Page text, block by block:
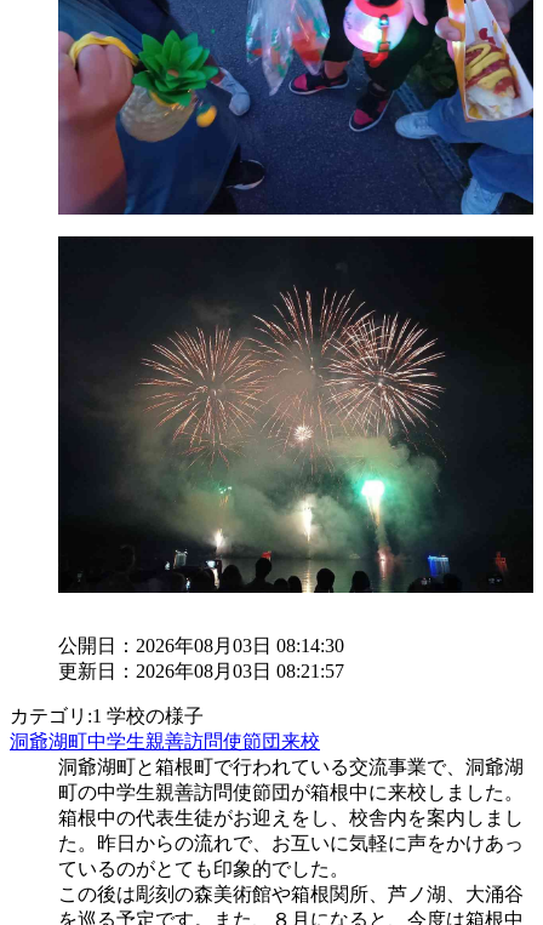
公開日：2026年08月03日 08:14:30
更新日：2026年08月03日 08:21:57
カテゴリ:1 学校の様子
洞爺湖町中学生親善訪問使節団来校
洞爺湖町と箱根町で行われている交流事業で、洞爺湖
町の中学生親善訪問使節団が箱根中に来校しました。
箱根中の代表生徒がお迎えをし、校舎内を案内しまし
た。昨日からの流れで、お互いに気軽に声をかけあっ
ているのがとても印象的でした。
この後は彫刻の森美術館や箱根関所、芦ノ湖、大涌谷
を巡る予定です。また、８月になると、今度は箱根中